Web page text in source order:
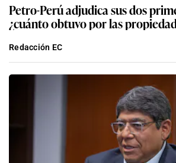
Petro-Perú adjudica sus dos
¿cuánto obtuvo por las
Redacción EC